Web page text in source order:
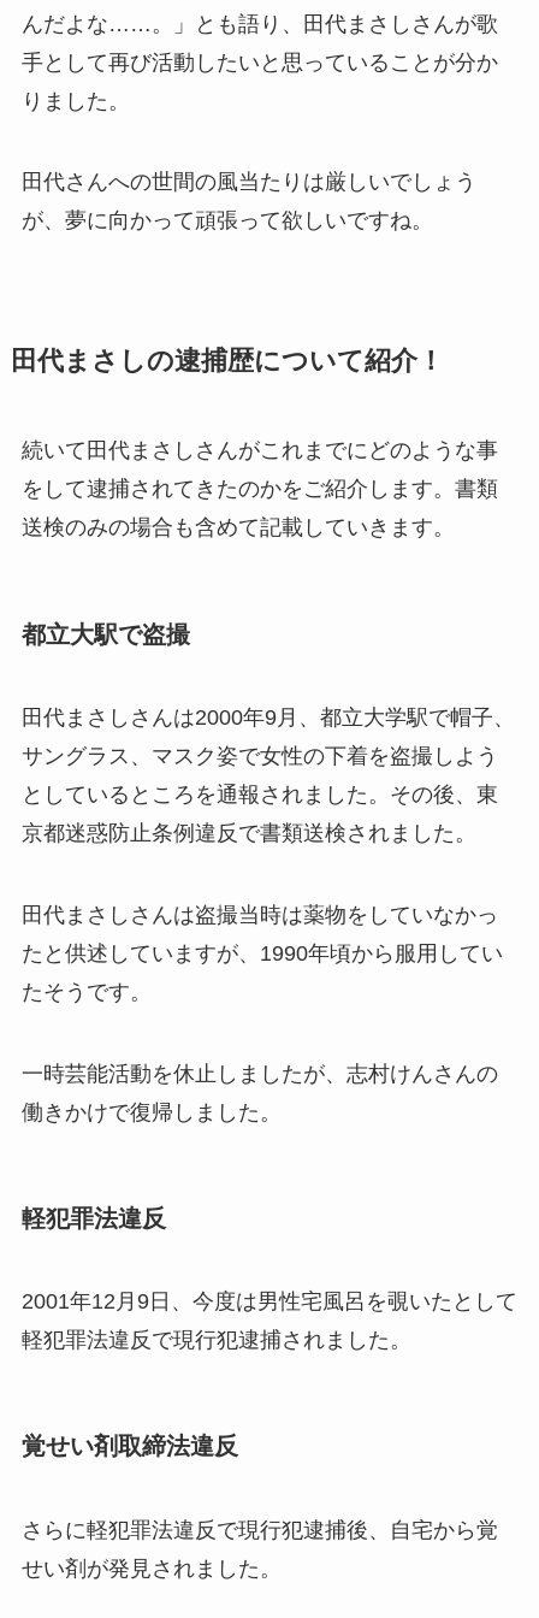
んだよな……。
」とも語り、田代まさしさんが歌
手として再び活動したいと思っていることが分か
りました。
田代さんへの世間の風当たりは厳しいでしょう
が、夢に向かって頑張って欲しいですね。
田代まさしの逮捕歴について紹介！
続いて田代まさしさんがこれまでにどのような事
をして逮捕されてきたのかをご紹介します。書類
送検のみの場合も含めて記載していきます。
都立大駅で盗撮
田代まさしさんは2000年9月、都立大学駅で帽子、
サングラス、マスク姿で女性の下着を盗撮しよう
としているところを通報されました。その後、東
京都迷惑防止条例違反で書類送検されました。
田代まさしさんは盗撮当時は薬物をしていなかっ
たと供述していますが、1990年頃から服用してい
たそうです。
一時芸能活動を休止しましたが、志村けんさんの
働きかけで復帰しました。
軽犯罪法違反
2001年12月9日、今度は男性宅風呂を覗いたとして
軽犯罪法違反で現行犯逮捕されました。
覚せい剤取締法違反
さらに軽犯罪法違反で現行犯逮捕後、自宅から覚
せい剤が発見されました。